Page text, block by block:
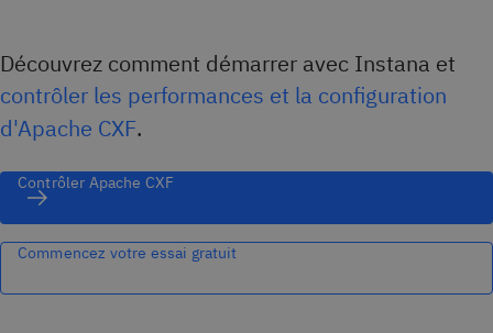
Découvrez comment démarrer avec Instana et
contrôler les performances et la configuration
d'Apache CXF.
Contrôler Apache CXF
Commencez votre essai gratuit